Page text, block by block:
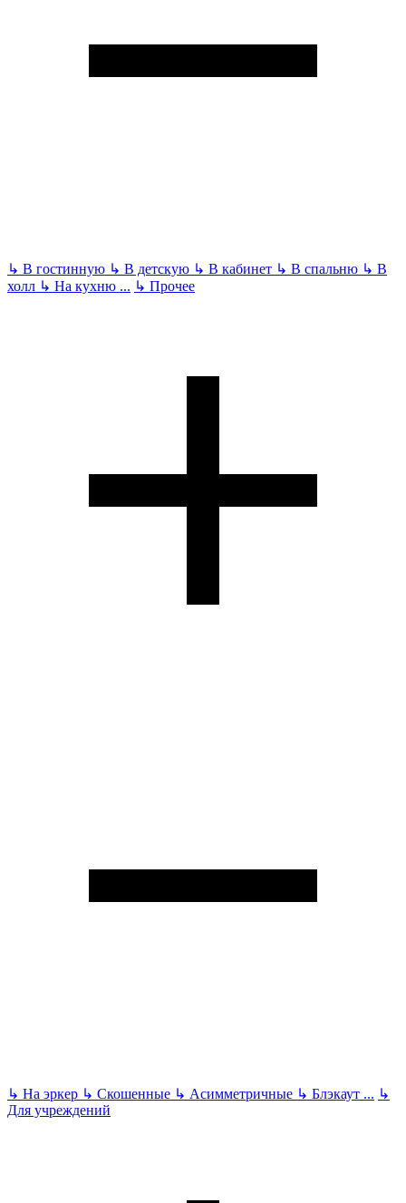
↳ В гостинную ↳ В детскую ↳ В кабинет ↳ В спальню ↳ В
холл ↳ На кухню ... ↳ Прочее
↳ На эркер ↳ Скошенные ↳ Асимметричные ↳ Блэкаут ... ↳
Для учреждений